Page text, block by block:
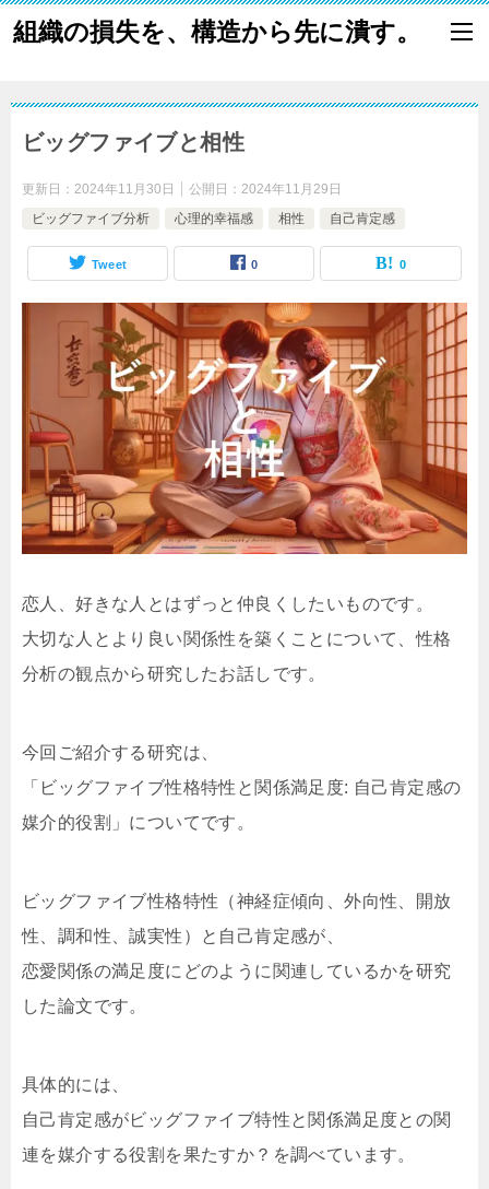
組織の損失を、構造から先に潰す。
ビッグファイブと相性
更新日： 2024年11月30日 公開日： 2024年11月29日
ビッグファイブ分析
心理的幸福感 相性 自己肯定感
Tweet 0 0
恋人、好きな人とはずっと仲良くしたいものです。
大切な人とより良い関係性を築くことについて、性格
分析の観点から研究したお話しです。
今回ご紹介する研究は、
「ビッグファイブ性格特性と関係満足度: 自己肯定感の
媒介的役割」についてです。
ビッグファイブ性格特性（神経症傾向、外向性、開放
性、調和性、誠実性）と自己肯定感が、
恋愛関係の満足度にどのように関連しているかを研究
した論文です。
具体的には、
自己肯定感がビッグファイブ特性と関係満足度との関
連を媒介する役割を果たすか？を調べています。